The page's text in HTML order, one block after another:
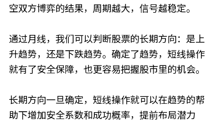
空双方博弈的结果，周期越大，信号越稳定。
通过月线，我们可以判断股票的长期方向：是上
升趋势，还是下跌趋势。确定了趋势，短线操作
就有了安全保障，也更容易把握股市里的机会。
长期方向一旦确定，短线操作就可以在趋势的帮
助下增加安全系数和成功概率，提前布局潜力